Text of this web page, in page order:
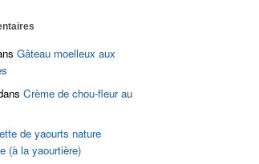
Gâteau moelleux aux
Crème de chou-fleur au
de yaourts nature
(à la yaourtière)